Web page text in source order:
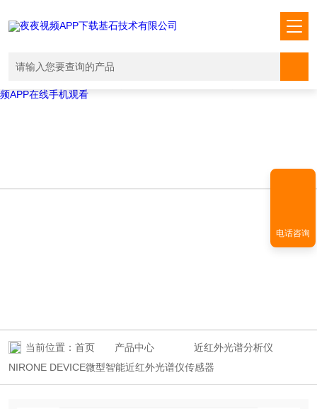
/www/wwwroot/T1.COM/func.phpon line
file_put_contents(./cachefile_yuan/shendoushi.net/cache/b4/540c9/
failed to open stream: No such file or directory in
/www/wwwroot/T1.COM/func.php
夜夜视频APP下载,夜夜爽视频APP看片,夜夜夜风流视频下载APP,夜夜视
频APP在线手机观看
当前位置： 首页 产品中心
近红外光谱分析仪
NIRONE DEVICE微型智能近红外光谱仪传感器
电话咨询